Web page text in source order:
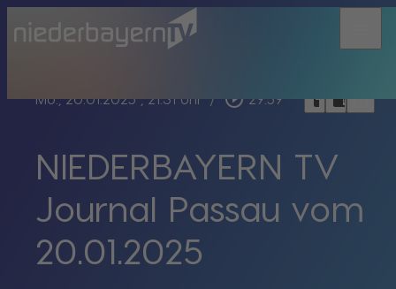
Mo., 20.01.2025, 21:31 Uhr / play_circle_outline 29:59 headphoneschrome_reader_modebookmark_border
NIEDERBAYERN TV
Journal Passau vom
20.01.2025